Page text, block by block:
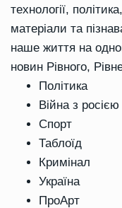
технології,
матеріали та
наше життя на
новин Рівного,
Політика
Війна з росією
Спорт
Таблоїд
Кримінал
Україна
ПроАрт